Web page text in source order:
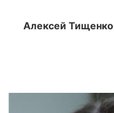
Алексей Тищенко